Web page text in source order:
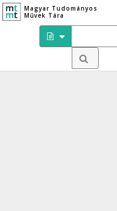
Magyar Tudományos
Művek Tára